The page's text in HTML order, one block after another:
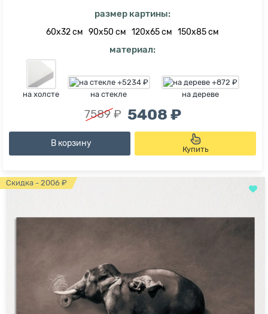
размер картины:
60х32 см 90х50 см 120х65 см 150х85 см
материал:
на холсте на стекле на дереве
7589 ₽ 5408 ₽
В корзину
Купить
Скидка - 2006 ₽